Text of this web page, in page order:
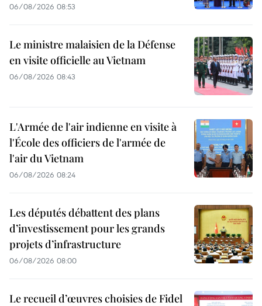
06/08/2026 08:53
Le ministre malaisien de la Défense
en visite officielle au Vietnam
06/08/2026 08:43
L'Armée de l'air indienne en visite à
l'École des officiers de l'armée de
l'air du Vietnam
06/08/2026 08:24
Les députés débattent des plans
d’investissement pour les grands
projets d’infrastructure
06/08/2026 08:00
Le recueil d’œuvres choisies de Fidel